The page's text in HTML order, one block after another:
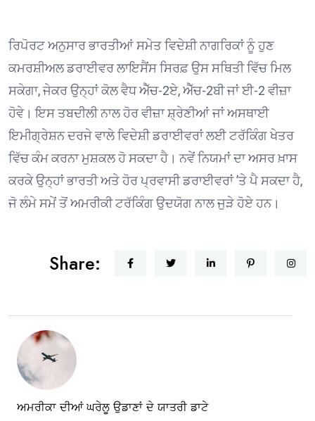
ਰਿਪੋਰਟ ਅਨੁਸਾਰ ਭਾਰਤੀਆਂ ਸਮੇਤ ਵਿਦੇਸ਼ੀ ਨਾਗਰਿਕਾਂ ਨੂੰ ਹੁਣ
ਕਮਰਸ਼ੀਅਲ ਡਰਾਈਵਰ ਲਾਇਸੈਂਸ ਸਿਰਫ਼ ਉਸ ਸਥਿਤੀ ਵਿੱਚ ਮਿਲ
ਸਕੇਗਾ, ਜੇਕਰ ਉਨ੍ਹਾਂ ਕੋਲ ਵੈਧ ਐੱਚ-2ਏ, ਐੱਚ-2ਬੀ ਜਾਂ ਈ-2 ਵੀਜ਼ਾ
ਹੋਵੇ। ਇਸ ਤਬਦੀਲੀ ਨਾਲ ਹੋਰ ਵੀਜ਼ਾ ਸ਼੍ਰੇਣੀਆਂ ਜਾਂ ਅਸਥਾਈ
ਇਮੀਗ੍ਰੇਸ਼ਨ ਦਰਜੇ ਵਾਲੇ ਵਿਦੇਸ਼ੀ ਡਰਾਈਵਰਾਂ ਲਈ ਟਰੱਕਿੰਗ ਖੇਤਰ
ਵਿੱਚ ਕੰਮ ਕਰਨਾ ਮੁਸ਼ਕਲ ਹੋ ਸਕਦਾ ਹੈ। ਨਵੇਂ ਨਿਯਮਾਂ ਦਾ ਅਸਰ ਖ਼ਾਸ
ਕਰਕੇ ਉਨ੍ਹਾਂ ਭਾਰਤੀ ਅਤੇ ਹੋਰ ਪ੍ਰਵਾਸੀ ਡਰਾਈਵਰਾਂ ’ਤੇ ਪੈ ਸਕਦਾ ਹੈ,
ਜੋ ਲੰਮੇ ਸਮੇਂ ਤੋਂ ਅਮਰੀਕੀ ਟਰੱਕਿੰਗ ਉਦਯੋਗ ਨਾਲ ਜੁੜੇ ਹੋਏ ਹਨ।
Share:
ਅਮਰੀਕਾ ਦੀਆਂ ਘਰੇਲੂ ਉਡਾਣਾਂ ਦੇ ਯਾਤਰੀ ਡਾਟੇ